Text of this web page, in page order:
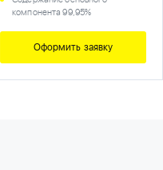
компонента 99,95%
Оформить заявку